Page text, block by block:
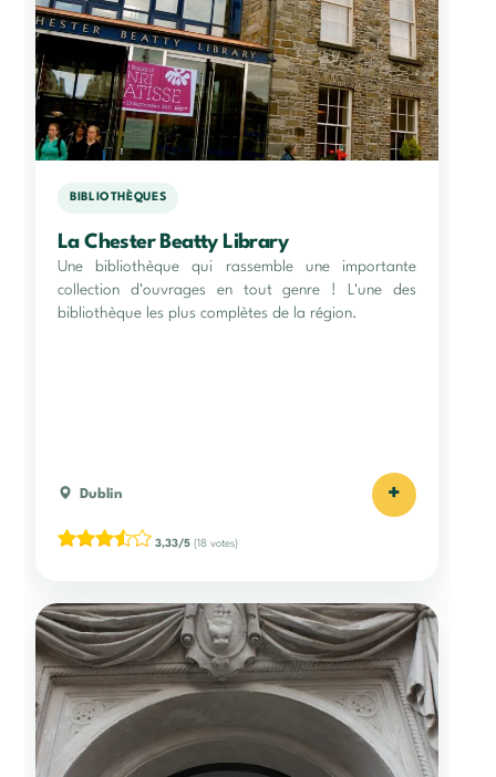
BIBLIOTHÈQUES
La Chester Beatty Library
Une bibliothèque qui rassemble une importante
collection d'ouvrages en tout genre ! L'une des
bibliothèque les plus complètes de la région.
Dublin +
3,33/5 (18 votes)